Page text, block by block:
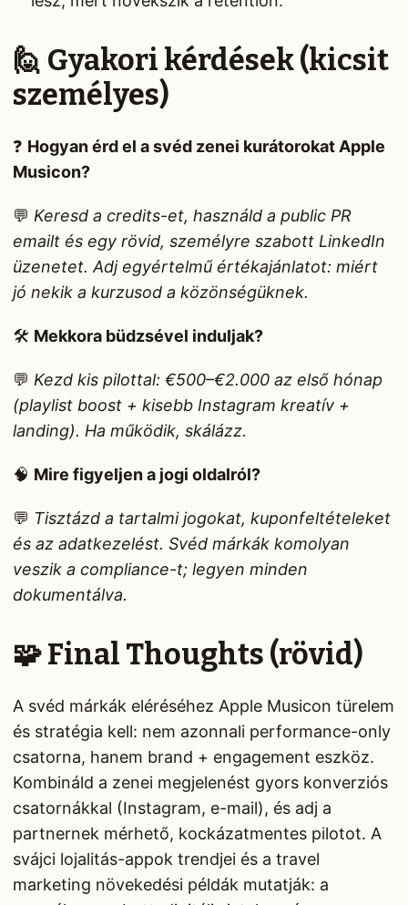
🙋 Gyakori kérdések (kicsit
személyes)
❓ Hogyan érd el a svéd zenei kurátorokat Apple
Musicon?
💬 Keresd a credits-et, használd a public PR
emailt és egy rövid, személyre szabott LinkedIn
üzenetet. Adj egyértelmű értékajánlatot: miért
jó nekik a kurzusod a közönségüknek.
🛠️ Mekkora büdzsével induljak?
💬 Kezd kis pilottal: €500–€2.000 az első hónap
(playlist boost + kisebb Instagram kreatív +
landing). Ha működik, skálázz.
🧠 Mire figyeljen a jogi oldalról?
💬 Tisztázd a tartalmi jogokat, kuponfeltételeket
és az adatkezelést. Svéd márkák komolyan
veszik a compliance-t; legyen minden
dokumentálva.
🧩 Final Thoughts (rövid)
A svéd márkák eléréséhez Apple Musicon türelem
és stratégia kell: nem azonnali performance-only
csatorna, hanem brand + engagement eszköz.
Kombináld a zenei megjelenést gyors konverziós
csatornákkal (Instagram, e-mail), és adj a
partnernek mérhető, kockázatmentes pilotot. A
svájci lojalitás-appok trendjei és a travel
marketing növekedési példák mutatják: a